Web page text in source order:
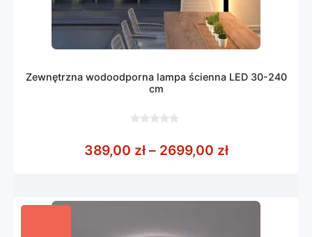
Zewnętrzna wodoodporna lampa ścienna LED 30-240
cm
5
389,00 zł – 2699,00 złZakres cen: